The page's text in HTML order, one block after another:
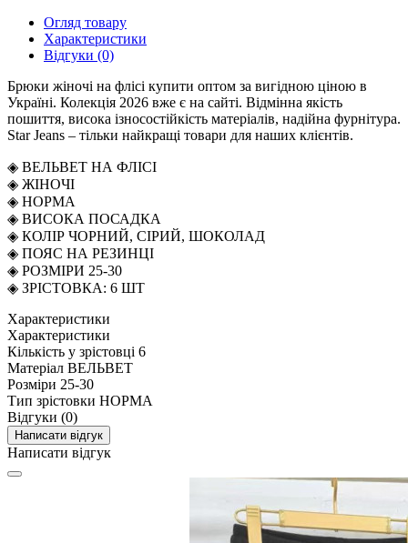
Огляд товару
Характеристики
Відгуки (0)
Брюки жіночі на флісі купити оптом за вигідною ціною в
Україні. Колекція 2026 вже є на сайті. Відмінна якість
пошиття, висока ізносостійкість матеріалів, надійна фурнітура.
Star Jeans – тільки найкращі товари для наших клієнтів.
◈ ВЕЛЬВЕТ НА ФЛІСІ
◈ ЖІНОЧІ
◈ НОРМА
◈ ВИСОКА ПОСАДКА
◈ КОЛІР ЧОРНИЙ, СІРИЙ, ШОКОЛАД
◈ ПОЯС НА РЕЗИНЦІ
◈ РОЗМІРИ 25-30
◈ ЗРІСТОВКА: 6 ШТ
Характеристики
Характеристики
Кількість у зрістовці 6
Матеріал ВЕЛЬВЕТ
Розміри 25-30
Тип зрістовки НОРМА
Відгуки (0)
Написати відгук
Написати відгук